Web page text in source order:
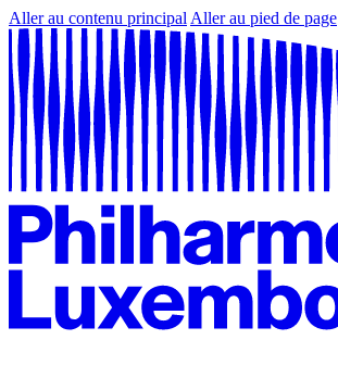
Aller au contenu principal Aller au pied de page